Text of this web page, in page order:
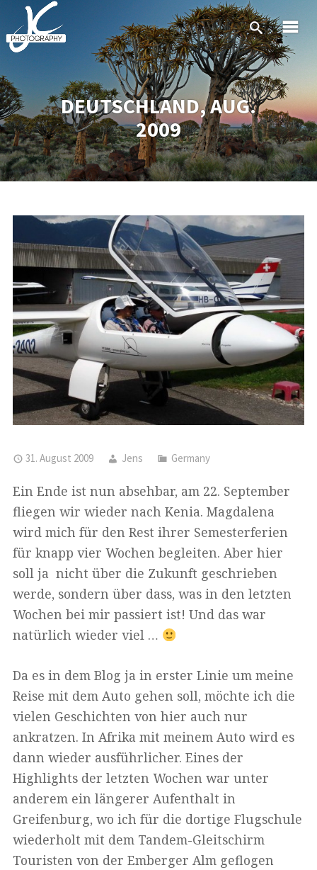
DEUTSCHLAND, AUG.
2009
31. August 2009 Jens Germany
Ein Ende ist nun absehbar, am 22. September
fliegen wir wieder nach Kenia. Magdalena
wird mich für den Rest ihrer Semesterferien
für knapp vier Wochen begleiten. Aber hier
soll ja nicht über die Zukunft geschrieben
werde, sondern über dass, was in den letzten
Wochen bei mir passiert ist! Und das war
natürlich wieder viel …
Da es in dem Blog ja in erster Linie um meine
Reise mit dem Auto gehen soll, möchte ich die
vielen Geschichten von hier auch nur
ankratzen. In Afrika mit meinem Auto wird es
dann wieder ausführlicher. Eines der
Highlights der letzten Wochen war unter
anderem ein längerer Aufenthalt in
Greifenburg, wo ich für die dortige Flugschule
wiederholt mit dem Tandem-Gleitschirm
Touristen von der Emberger Alm geflogen